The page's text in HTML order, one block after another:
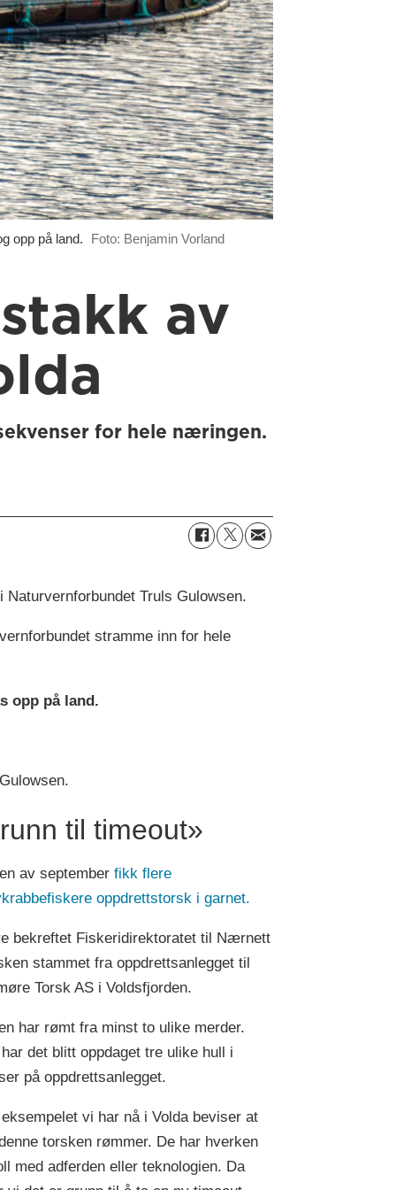
opp på land. Foto: Benjamin Vorland
av
for hele næringen.
Truls Gulowsen.
stramme inn for hele
opp på land.
til timeout»
av septemberfikk flere
oppdrettstorsk i garnet.
bekreftet Fiskeridirektoratet til Nærnett
stammet fra oppdrettsanlegget til
Torsk AS i Voldsfjorden.
har rømt fra minst to ulike merder.
det blitt oppdaget tre ulike hull i
på oppdrettsanlegget.
vi har nå i Volda beviser at
torsken rømmer. De har hverken
med adferden eller teknologien. Da